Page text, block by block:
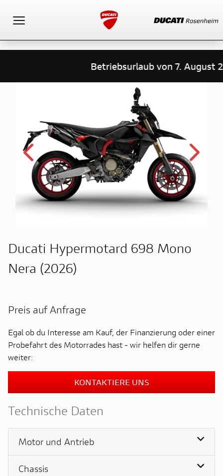
Betriebsurlaub von 7. August
Ducati Hypermotard 698 Mono
Nera (2026)
Technische Daten
Motor und Antrieb
Chassis
Preis auf Anfrage
Egal ob du Interesse am Kauf, der Finanzierung oder einer
Probefahrt des Motorrades hast - wir helfen dir gerne
weiter:
KONTAKTIERE UNS